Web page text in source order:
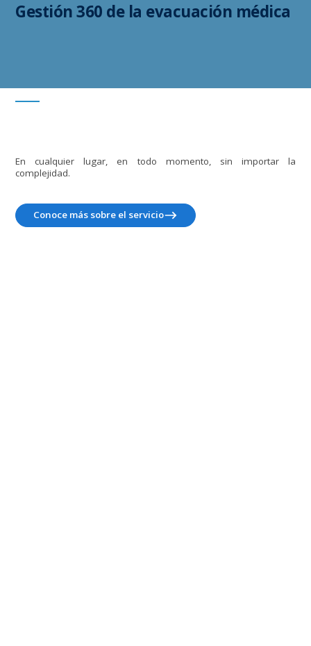
Gestión 360 de la evacuación médica
En cualquier lugar, en todo momento, sin importar la
complejidad.
Conoce más sobre el servicio